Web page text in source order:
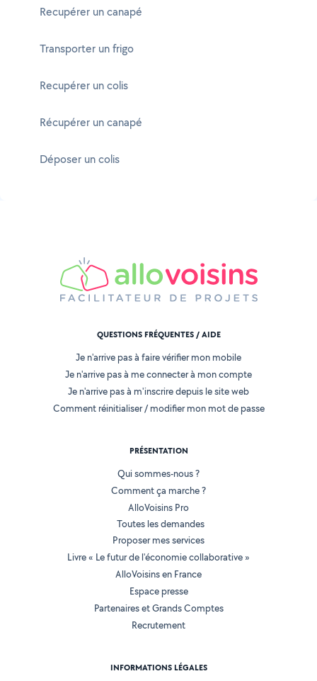
Recupérer un canapé
Transporter un frigo
Recupérer un colis
Récupérer un canapé
Déposer un colis
QUESTIONS FRÉQUENTES / AIDE
Je n'arrive pas à faire vérifier mon mobile
Je n'arrive pas à me connecter à mon compte
Je n'arrive pas à m'inscrire depuis le site web
Comment réinitialiser / modifier mon mot de passe
PRÉSENTATION
Qui sommes-nous ?
Comment ça marche ?
AlloVoisins Pro
Toutes les demandes
Proposer mes services
Livre « Le futur de l'économie collaborative »
AlloVoisins en France
Espace presse
Partenaires et Grands Comptes
Recrutement
INFORMATIONS LÉGALES